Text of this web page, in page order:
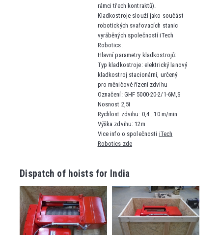
rámci třech kontraktů).
Kladkostroje slouží jako součást
robotických svařovacích stanic
vyráběných společností iTech
Robotics.
Hlavní parametry kladkostrojů:
Typ kladkostroje: elektrický lanový
kladkostroj stacionární, určený
pro měničové řízení zdvihu
Označení: GHF 5000-20-2/1-6M,S
Nosnost 2,5t
Rychlost zdvihu: 0,4...10 m/min
Výška zdvihu: 12m
Vice info o společnosti iTech
Robotics zde
Dispatch of hoists for India